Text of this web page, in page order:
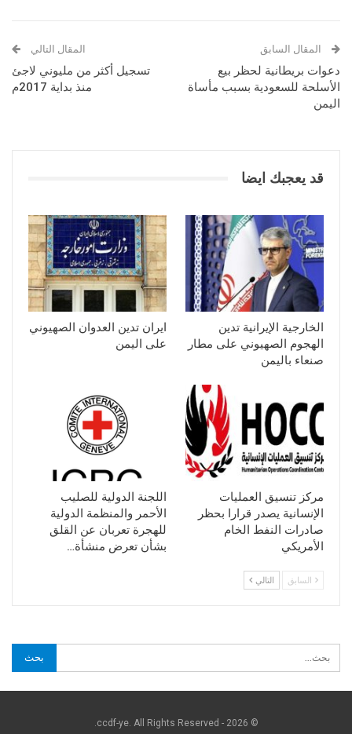
المقال السابق
دعوات بريطانية لحظر بيع
الأسلحة للسعودية بسبب مأساة
اليمن
المقال التالي
تسجيل أكثر من مليوني لاجئ
منذ بداية 2017م
قد يعجبك ايضا
الخارجية الإيرانية تدين
الهجوم الصهيوني على مطار
صنعاء باليمن
ايران تدين العدوان الصهيوني
على اليمن
مركز تنسيق العمليات
الإنسانية يصدر قرارا بحظر
صادرات النفط الخام
الأمريكي
اللجنة الدولية للصليب
الأحمر والمنظمة الدولية
للهجرة تعربان عن القلق
بشأن تعرض منشأة…
السابق التالي
© 2026 - ccdf-ye. All Rights Reserved.